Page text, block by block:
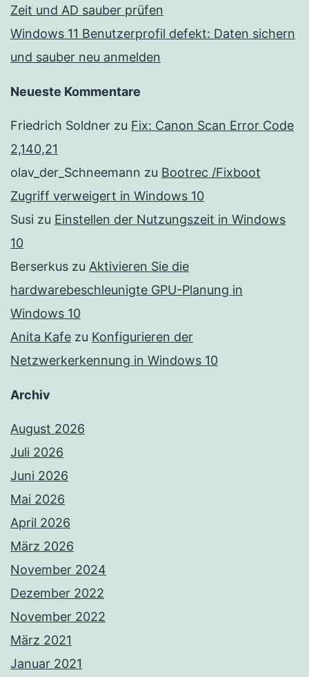
Zeit und AD sauber prüfen
Windows 11 Benutzerprofil defekt: Daten sichern
und sauber neu anmelden
Neueste Kommentare
Friedrich Soldner zu Fix: Canon Scan Error Code
2,140,21
olav_der_Schneemann zu Bootrec /Fixboot
Zugriff verweigert in Windows 10
Susi zu Einstellen der Nutzungszeit in Windows
10
Berserkus zu Aktivieren Sie die
hardwarebeschleunigte GPU-Planung in
Windows 10
Anita Kafe zu Konfigurieren der
Netzwerkerkennung in Windows 10
Archiv
August 2026
Juli 2026
Juni 2026
Mai 2026
April 2026
März 2026
November 2024
Dezember 2022
November 2022
März 2021
Januar 2021